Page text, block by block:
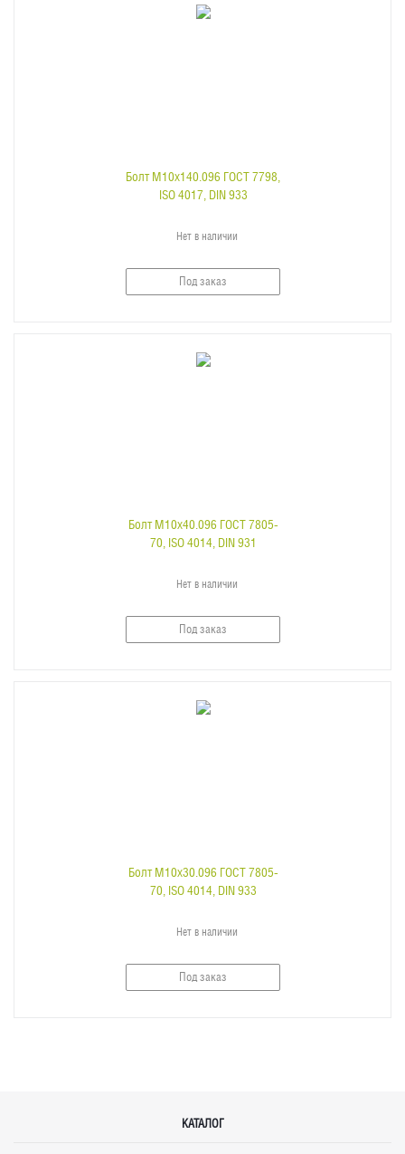
Болт M10x140.096 ГОСТ 7798,
ISO 4017, DIN 933
Нет в наличии
Под заказ
Болт M10x40.096 ГОСТ 7805-
70, ISO 4014, DIN 931
Нет в наличии
Под заказ
Болт M10x30.096 ГОСТ 7805-
70, ISO 4014, DIN 933
Нет в наличии
Под заказ
КАТАЛОГ